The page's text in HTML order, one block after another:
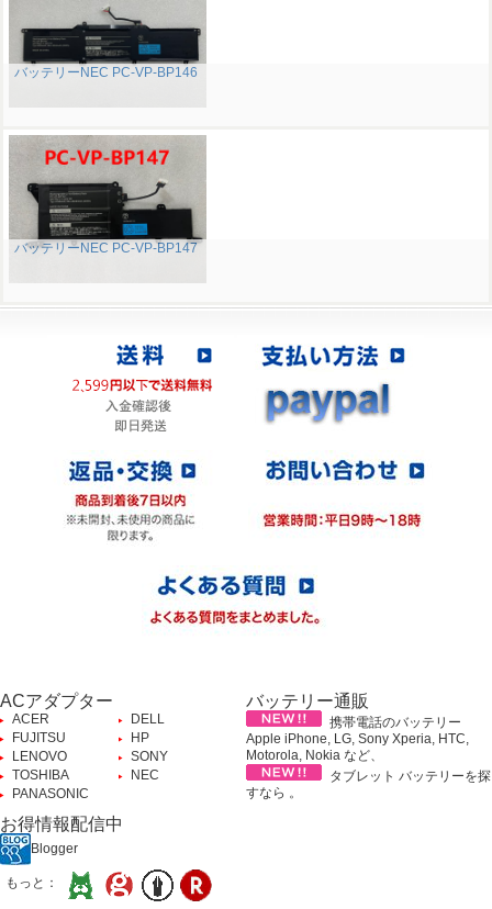
バッテリーNEC PC-VP-BP146
バッテリーNEC PC-VP-BP147
ACアダプター
ACER
DELL
FUJITSU
HP
LENOVO
SONY
TOSHIBA
NEC
PANASONIC
バッテリー通販
携帯電話のバッテリー
Apple iPhone, LG, Sony Xperia, HTC,
Motorola, Nokia など、
タブレット バッテリーを探
すなら 。
お得情報配信中
Blogger
もっと：